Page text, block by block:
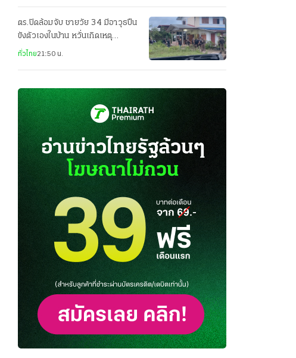
ตร.ปิดล้อมจับ ชายวัย 34 มีอาวุธปืน
ขังตัวเองในบ้าน หวั่นเกิดเหตุ
อันตราย
ทั่วไทย21:50 น.